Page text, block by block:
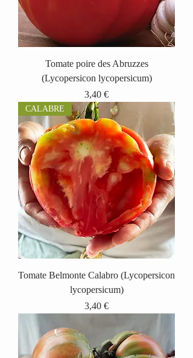
Tomate poire des Abruzzes
(Lycopersicon lycopersicum)
Prix
3,40 €
CALABRE
Tomate Belmonte Calabro (Lycopersicon
lycopersicum)
Prix
3,40 €